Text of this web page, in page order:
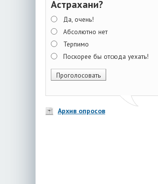
Астрахани?
Да, очень!
Абсолютно нет
Терпимо
Поскорее бы отсюда уехать!
Архив опросов